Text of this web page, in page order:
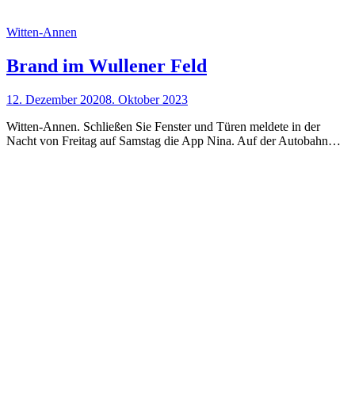
Witten-Annen
Brand im Wullener Feld
12. Dezember 20208. Oktober 2023
Witten-Annen. Schließen Sie Fenster und Türen meldete in der
Nacht von Freitag auf Samstag die App Nina. Auf der Autobahn…